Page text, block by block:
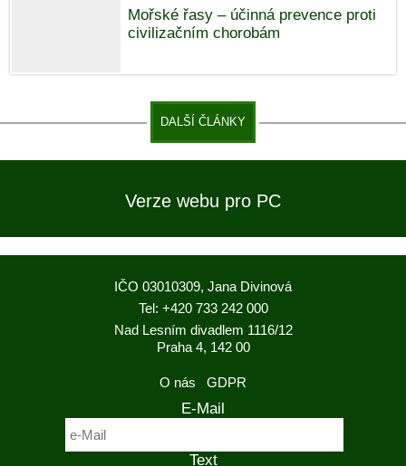
Mořské řasy – účinná prevence proti
civilizačním chorobám
DALŠÍ ČLÁNKY
Verze webu pro PC
IČO 03010309, Jana Divinová
Tel: +420 733 242 000
Nad Lesním divadlem 1116/12
Praha 4, 142 00
O nás GDPR
E-Mail
Text